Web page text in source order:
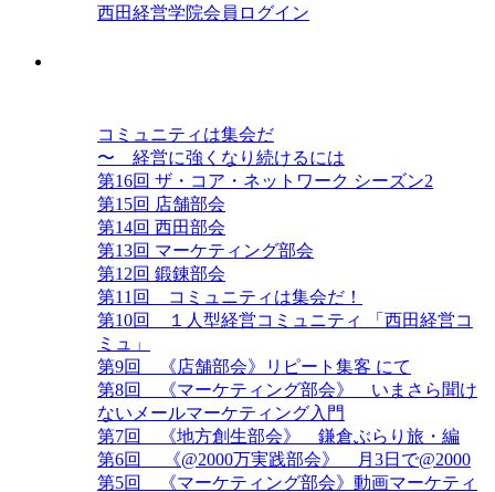
西田経営学院会員ログイン
コミュニティは集会だ
〜 経営に強くなり続けるには
第16回 ザ・コア・ネットワーク シーズン2
第15回 店舗部会
第14回 西田部会
第13回 マーケティング部会
第12回 鍛錬部会
第11回 コミュニティは集会だ！
第10回 １人型経営コミュニティ 「西田経営コ
ミュ」
第9回 《店舗部会》リピート集客 にて
第8回 《マーケティング部会》 いまさら聞け
ないメールマーケティング入門
第7回 《地方創生部会》 鎌倉ぶらり旅・編
第6回 《@2000万実践部会》 月3日で@2000
第5回 《マーケティング部会》動画マーケティ